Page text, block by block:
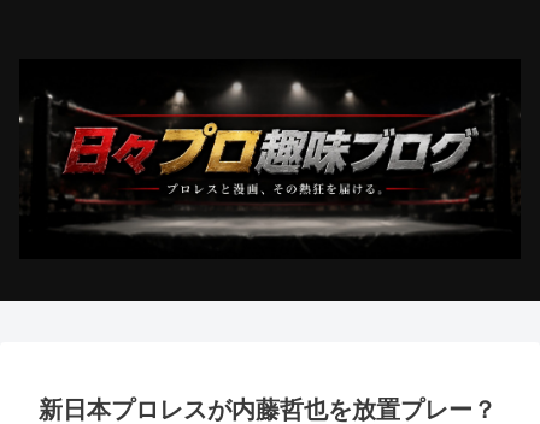
新日本プロレスが内藤哲也を放置プレー？